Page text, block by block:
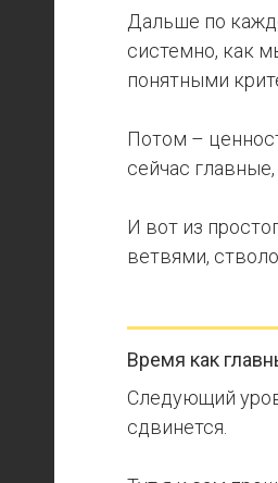
Дальше по
системно, как
понятными
Потом –
сейчас
И вот из
ветвями,
Время как
Следующий
сдвинется.